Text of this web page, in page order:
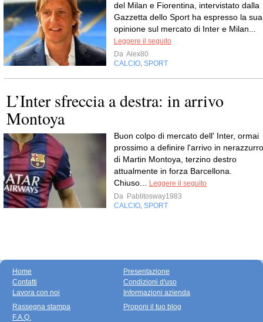
del Milan e Fiorentina, intervistato dalla
Gazzetta dello Sport ha espresso la sua
opinione sul mercato di Inter e Milan...
Leggere il seguito
Da Alex80
CALCIO SPORT
L’Inter sfreccia a destra: in arrivo
Montoya
Buon colpo di mercato dell' Inter, ormai
prossimo a definire l'arrivo in nerazzurro
di Martin Montoya, terzino destro
attualmente in forza Barcellona.
Chiuso...
Leggere il seguito
Da Pablitosway1983
CALCIO SPORT
Home
Contatti
Lavora con noi
Presentazione
Condizioni d'uso
Informazioni azienda
Rassegna stampa
F.A.Q.
Proponi il tuo blog